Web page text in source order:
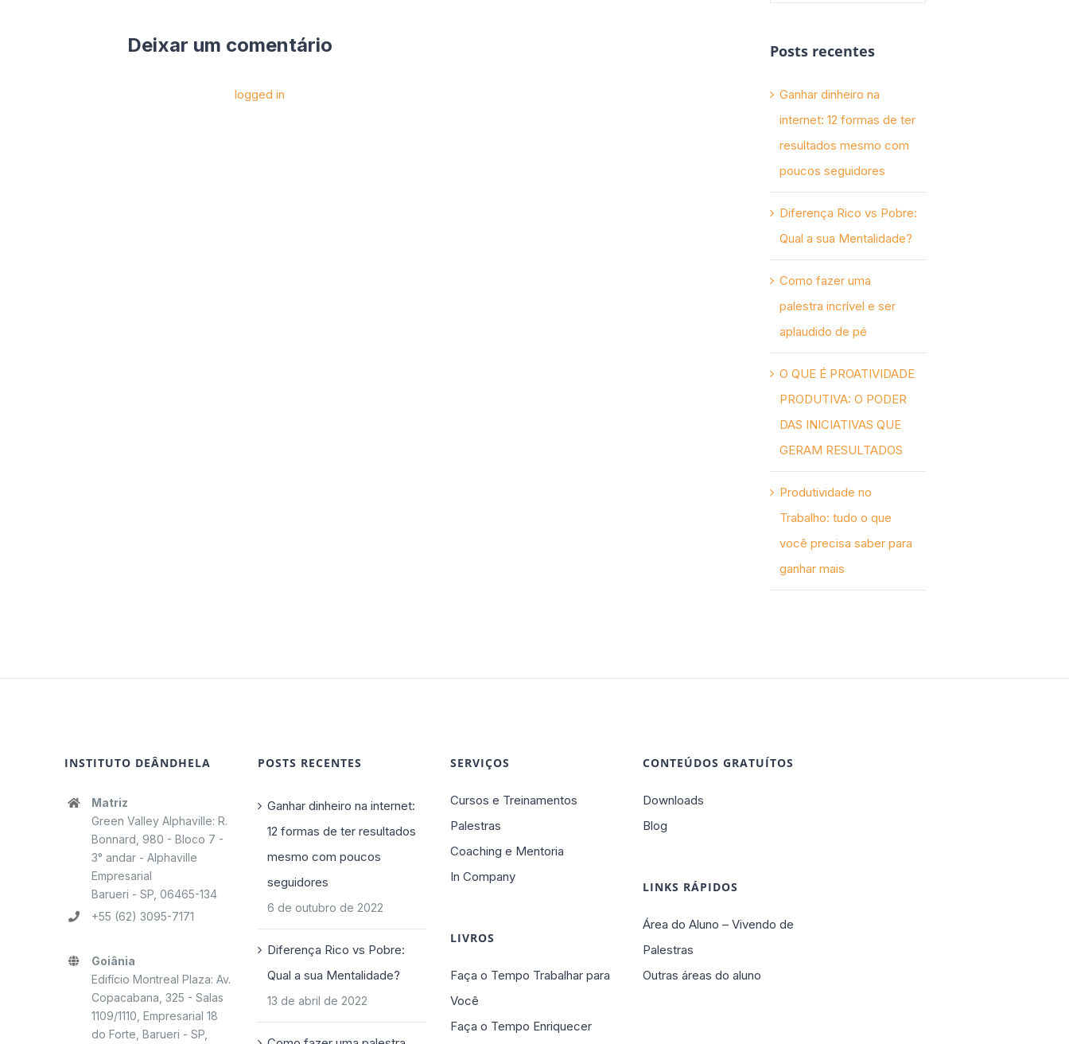
Deixar um comentário
logged in
Posts recentes
Ganhar dinheiro na
internet: 12 formas de ter
resultados mesmo com
poucos seguidores
Diferença Rico vs Pobre:
Qual a sua Mentalidade?
Como fazer uma
palestra incrível e ser
aplaudido de pé
O QUE É PROATIVIDADE
PRODUTIVA: O PODER
DAS INICIATIVAS QUE
GERAM RESULTADOS
Produtividade no
Trabalho: tudo o que
você precisa saber para
ganhar mais
INSTITUTO DEÂNDHELA
Matriz
Green Valley Alphaville: R.
Bonnard, 980 - Bloco 7 -
3° andar - Alphaville
Empresarial
Barueri - SP, 06465-134
+55 (62) 3095-7171
Goiânia
Edifício Montreal Plaza: Av.
Copacabana, 325 - Salas
1109/1110, Empresarial 18
do Forte, Barueri - SP,
POSTS RECENTES
Ganhar dinheiro na internet:
12 formas de ter resultados
mesmo com poucos
seguidores
6 de outubro de 2022
Diferença Rico vs Pobre:
Qual a sua Mentalidade?
13 de abril de 2022
SERVIÇOS
Cursos e Treinamentos
Palestras
Coaching e Mentoria
In Company
LIVROS
Faça o Tempo Trabalhar para
Você
Faça o Tempo Enriquecer
CONTEÚDOS GRATUÍTOS
Downloads
Blog
LINKS RÁPIDOS
Área do Aluno – Vivendo de
Palestras
Outras áreas do aluno